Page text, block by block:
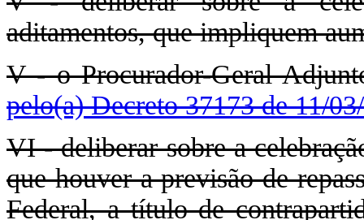
aditamentos, que impliquem
V - o Procurador-Geral
pelo(a) Decreto 37173 de 11/
VI - deliberar sobre a
que houver a previsão de
Federal, a título de